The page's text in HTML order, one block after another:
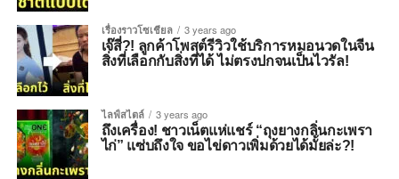
เรื่องราวโซเชียล 3 years ago
เจ๊สี่?! ลูกค้าโพสต์รีวิวใช้บริการหมอนวดในจีน
สิ่งที่เลือกกับสิ่งที่ได้ ไม่ตรงปกจนเป็นไวรัล!
ไลฟ์สไตล์ 3 years ago
ถึงเครื่อง! ชาวเน็ตแห่แชร์ “ถุงยางกลิ่นกะเพรา
ไก่” แซ่บถึงใจ ขอไข่ดาวเพิ่มด้วยได้มั้ยล่ะ?!